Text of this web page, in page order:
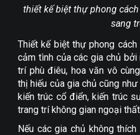
thiết kế biệt thự phong
sang
Thiết kế biệt thự phong
cảm tình của các gia chủ
trí phù điêu, hoa văn vô
thị hiếu của gia chủ cũng
kiến trúc cổ điển, kiến trúc
trang trí không gian ngoại
Nếu các gia chủ không